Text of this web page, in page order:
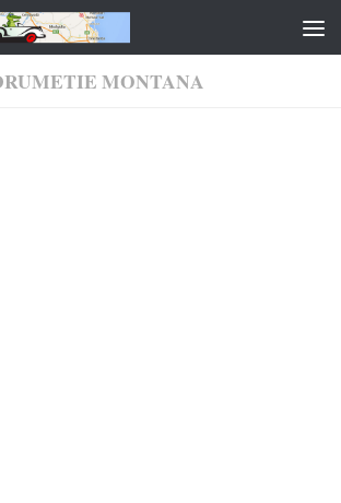
MONTANA